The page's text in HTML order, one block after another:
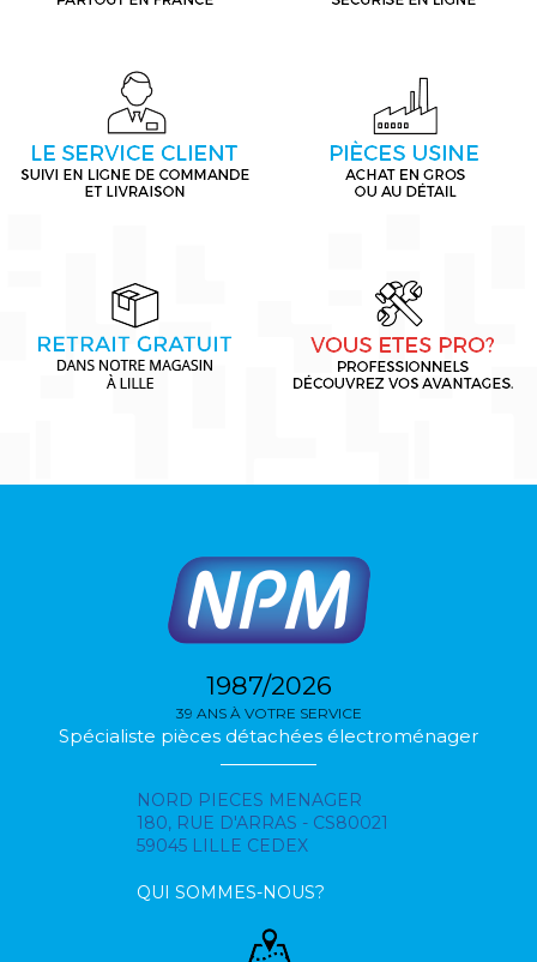
1987/2026
39 ANS À VOTRE SERVICE
Spécialiste pièces détachées électroménager
NORD PIECES MENAGER
180, RUE D'ARRAS - CS80021
59045 LILLE CEDEX
QUI SOMMES-NOUS?